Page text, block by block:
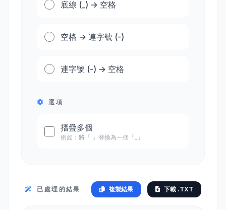
底線 (_) → 空格
空格 → 連字號 (-)
連字號 (-) → 空格
選項
摺疊多個
例如：將「 」替換為一個「_」
已處理的結果 複製結果 下載 .TXT